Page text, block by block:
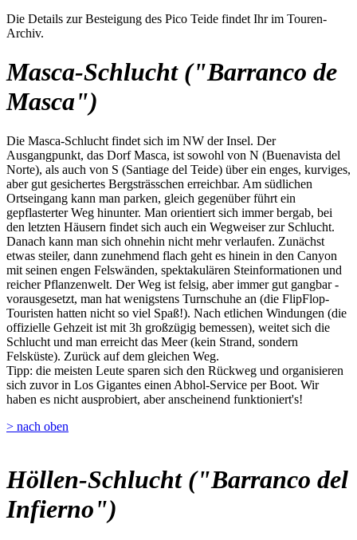
Die Details zur Besteigung des Pico Teide findet Ihr im Touren-
Archiv.
Masca-Schlucht ("Barranco de
Masca")
Die Masca-Schlucht findet sich im NW der Insel. Der
Ausgangpunkt, das Dorf Masca, ist sowohl von N (Buenavista del
Norte), als auch von S (Santiage del Teide) über ein enges, kurviges,
aber gut gesichertes Bergsträsschen erreichbar. Am südlichen
Ortseingang kann man parken, gleich gegenüber führt ein
gepflasterter Weg hinunter. Man orientiert sich immer bergab, bei
den letzten Häusern findet sich auch ein Wegweiser zur Schlucht.
Danach kann man sich ohnehin nicht mehr verlaufen. Zunächst
etwas steiler, dann zunehmend flach geht es hinein in den Canyon
mit seinen engen Felswänden, spektakulären Steinformationen und
reicher Pflanzenwelt. Der Weg ist felsig, aber immer gut gangbar -
vorausgesetzt, man hat wenigstens Turnschuhe an (die FlipFlop-
Touristen hatten nicht so viel Spaß!). Nach etlichen Windungen (die
offizielle Gehzeit ist mit 3h großzügig bemessen), weitet sich die
Schlucht und man erreicht das Meer (kein Strand, sondern
Felsküste). Zurück auf dem gleichen Weg.
Tipp: die meisten Leute sparen sich den Rückweg und organisieren
sich zuvor in Los Gigantes einen Abhol-Service per Boot. Wir
haben es nicht ausprobiert, aber anscheinend funktioniert's!
> nach oben
Höllen-Schlucht ("Barranco del
Infierno")